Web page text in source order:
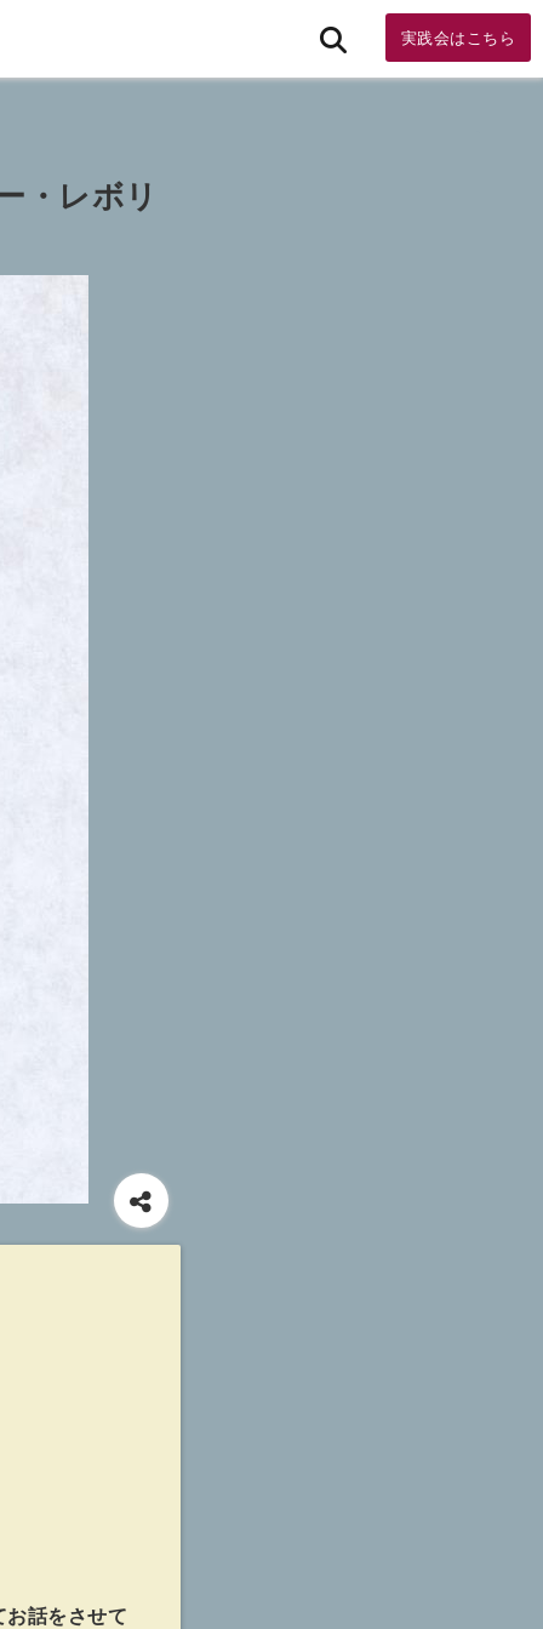
実践会はこちら
・レボリ
話をさせて